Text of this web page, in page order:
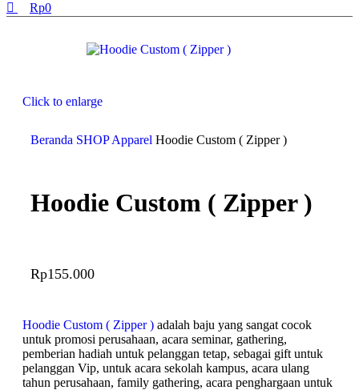
Rp0
Click to enlarge
Beranda SHOPApparel Hoodie Custom ( Zipper )
Hoodie Custom ( Zipper )
Rp155.000
Hoodie Custom ( Zipper ) adalah baju yang sangat cocok
untuk promosi perusahaan, acara seminar, gathering,
pemberian hadiah untuk pelanggan tetap, sebagai gift untuk
pelanggan Vip, untuk acara sekolah kampus, acara ulang
tahun perusahaan, family gathering, acara penghargaan untuk